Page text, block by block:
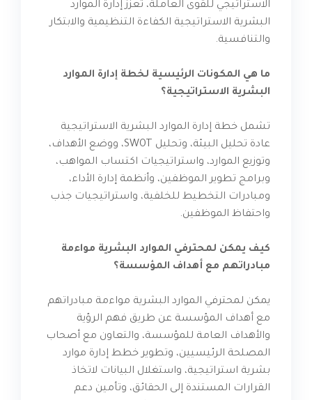
الاستراتيجي للقوى العاملة، تعزز إدارة الموارد
البشرية الاستراتيجية الكفاءة التنظيمية والابتكار
والتنافسية.
ما هي المكونات الرئيسية لخطة إدارة الموارد
البشرية الاستراتيجية؟
تشمل خطة إدارة الموارد البشرية الاستراتيجية
عادة تحليل البيئة، وتحليل SWOT، ووضع الأهداف،
وتوزيع الموارد، واستراتيجيات اكتساب المواهب،
وبرامج تطوير الموظفين، وأنظمة إدارة الأداء،
ومبادرات التخطيط للخلفية، واستراتيجيات جذب
واحتفاظ الموظفين.
كيف يمكن لمحترفي الموارد البشرية مواءمة
مبادراتهم مع أهداف المؤسسة؟
يمكن لمحترفي الموارد البشرية مواءمة مبادراتهم
مع أهداف المؤسسة عن طريق فهم الرؤية
والأهداف العامة للمؤسسة، والتعاون مع أصحاب
المصلحة الرئيسيين، وتطوير خطط إدارة موارد
بشرية استراتيجية، واستغلال البيانات لاتخاذ
القرارات المستندة إلى الحقائق، وتأمين دعم